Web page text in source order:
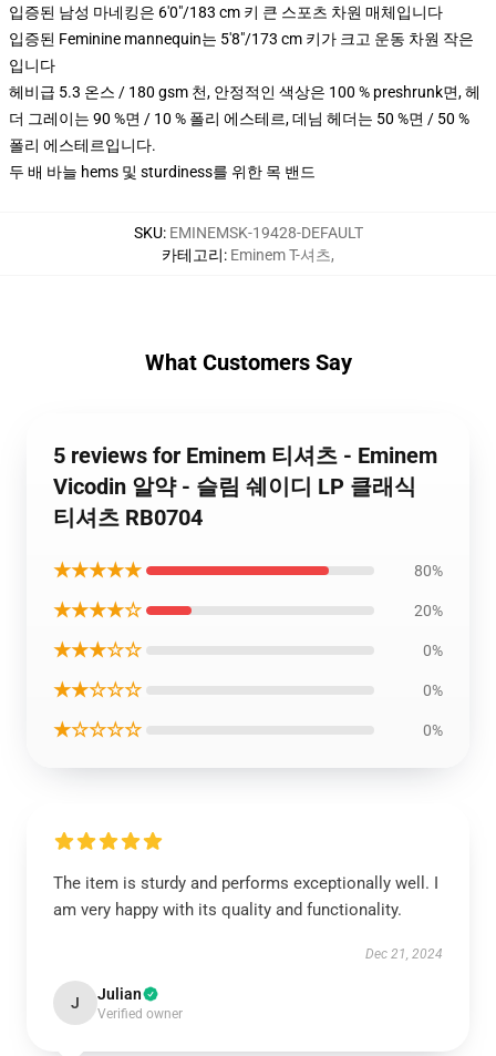
입증된 남성 마네킹은 6'0"/183 cm 키 큰 스포츠 차원 매체입니다
입증된 Feminine mannequin는 5'8"/173 cm 키가 크고 운동 차원 작은
입니다
헤비급 5.3 온스 / 180 gsm 천, 안정적인 색상은 100 % preshrunk면, 헤
더 그레이는 90 %면 / 10 % 폴리 에스테르, 데님 헤더는 50 %면 / 50 %
폴리 에스테르입니다.
두 배 바늘 hems 및 sturdiness를 위한 목 밴드
SKU: EMINEMSK-19428-DEFAULT
카테고리: Eminem T-셔츠,
What Customers Say
5 reviews for Eminem 티셔츠 - Eminem
Vicodin 알약 - 슬림 쉐이디 LP 클래식
티셔츠 RB0704
★★★★★ 80%
★★★★☆ 20%
★★★☆☆ 0%
★★☆☆☆ 0%
★☆☆☆☆ 0%
The item is sturdy and performs exceptionally well. I
am very happy with its quality and functionality.
Dec 21, 2024
J Julian
Verified owner